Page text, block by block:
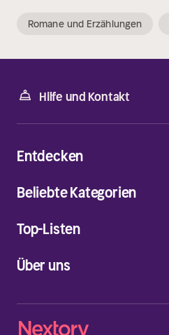
Romane und Erzählungen
Hilfe und Kontakt
Über uns
Entdecken
Beliebte Kategorien
Top-Listen